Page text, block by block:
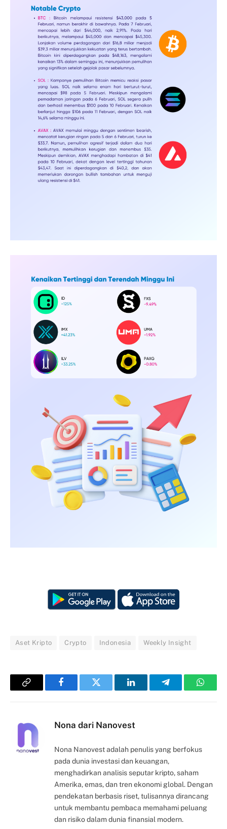
Aset Kripto Crypto Indonesia Weekly Insight
Copy
FacebookTwitter LinkedInTelegram
Nona dari Nanovest
Nona Nanovest adalah penulis yang berfokus
pada dunia investasi dan keuangan,
menghadirkan analisis seputar kripto, saham
Amerika, emas, dan tren ekonomi global. Dengan
pendekatan berbasis riset, tulisannya dirancang
untuk membantu pembaca memahami peluang
dan risiko dalam dunia finansial modern.